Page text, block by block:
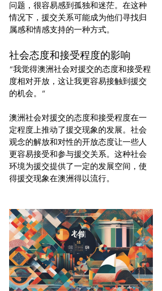
问题，很容易感到孤独和迷茫。在这种
情况下，援交关系可能成为他们寻找归
社会态度和接受程度的影响
“我觉得澳洲社会对援交的态度和接受程
度相对开放，这让我更容易接触到援交
的机会。”
澳洲社会对援交的态度和接受程度在一
定程度上推动了援交现象的发展。社会
观念的解放和对性的开放态度让一些人
更容易接受和参与援交关系。这种社会
环境为援交提供了一定的发展空间，使
得援交现象在澳洲得以流行。